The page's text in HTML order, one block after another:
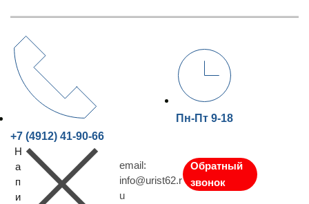
+7 (4912) 41-90-66
Пн-Пт 9-18
Н
а
п
и
email:
info@urist62.r
u
Обратный
звонок